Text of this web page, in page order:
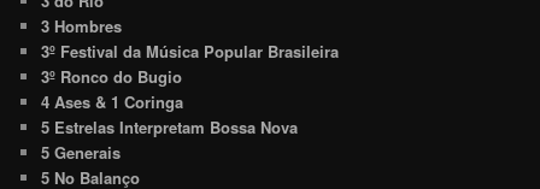
3 Hombres
3º Festival da Música Popular Brasileira
3º Ronco do Bugio
4 Ases & 1 Coringa
5 Estrelas Interpretam Bossa Nova
5 Generais
5 No Balanço